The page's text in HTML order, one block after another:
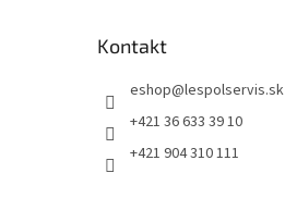
Kontakt
eshop@lespolservis.sk
+421 36 633 39 10
+421 904 310 111